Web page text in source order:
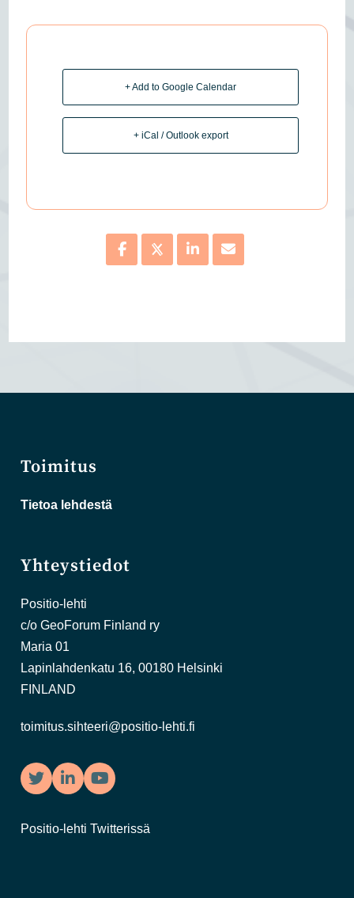
+ Add to Google Calendar
+ iCal / Outlook export
Toimitus
Tietoa lehdestä
Yhteystiedot
Positio-lehti
c/o GeoForum Finland ry
Maria 01
Lapinlahdenkatu 16, 00180 Helsinki
FINLAND
toimitus.sihteeri@positio-lehti.fi
TwitterLinkedInYouTube
Positio-lehti Twitterissä